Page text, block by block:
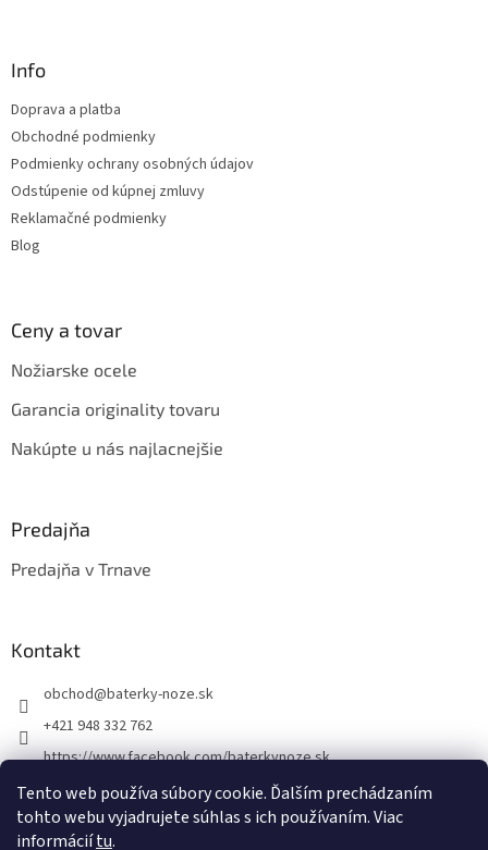
Tento web používa súbory cookie. Ďalším prechádzaním
tohto webu vyjadrujete súhlas s ich používaním. Viac
informáciítu.
Info
Doprava a platba
Obchodné podmienky
Podmienky ochrany osobných údajov
Odstúpenie od kúpnej zmluvy
Reklamačné podmienky
Blog
Ceny a tovar
Nožiarske ocele
Garancia originality tovaru
Nakúpte u nás najlacnejšie
Predajňa
Predajňa v Trnave
Kontakt
obchod@baterky-noze.sk
+421 948 332 762
https://www.facebook.com/baterkynoze.sk
/baterkynoze
https://www.youtube.com/@nozebaterky